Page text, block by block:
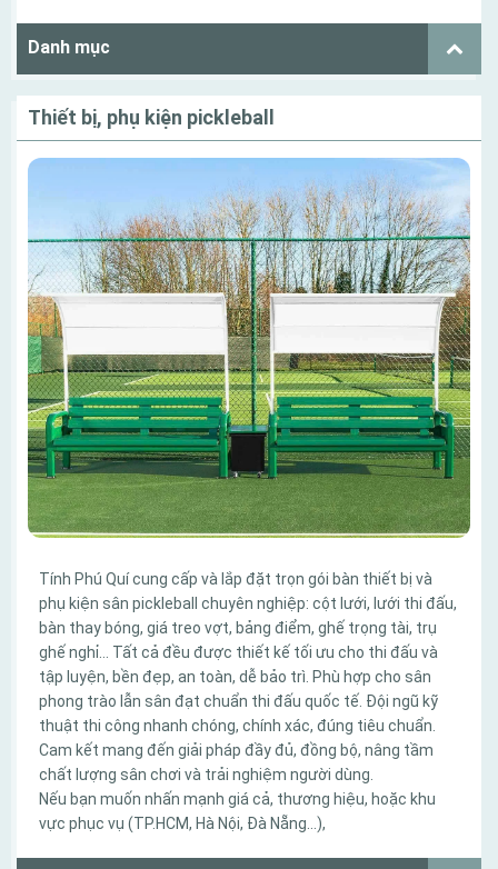
Danh mục
Thiết bị, phụ kiện pickleball
Tính Phú Quí cung cấp và lắp đặt trọn gói bàn thiết bị và
phụ kiện sân pickleball chuyên nghiệp: cột lưới, lưới thi đấu,
bàn thay bóng, giá treo vợt, bảng điểm, ghế trọng tài, trụ
ghế nghỉ… Tất cả đều được thiết kế tối ưu cho thi đấu và
tập luyện, bền đẹp, an toàn, dễ bảo trì. Phù hợp cho sân
phong trào lẫn sân đạt chuẩn thi đấu quốc tế. Đội ngũ kỹ
thuật thi công nhanh chóng, chính xác, đúng tiêu chuẩn.
Cam kết mang đến giải pháp đầy đủ, đồng bộ, nâng tầm
chất lượng sân chơi và trải nghiệm người dùng.
Nếu bạn muốn nhấn mạnh giá cả, thương hiệu, hoặc khu
vực phục vụ (TP.HCM, Hà Nội, Đà Nẵng…),